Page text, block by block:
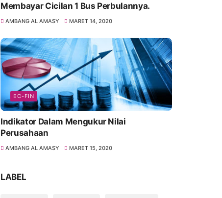
Membayar Cicilan 1 Bus Perbulannya.
AMBANG AL AMASY MARET 14, 2020
EC-FIN
Indikator Dalam Mengukur Nilai
Perusahaan
AMBANG AL AMASY MARET 15, 2020
LABEL